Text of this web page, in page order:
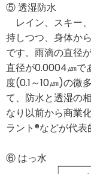
⑤ 透湿防水
レイン、スキー
持しつつ、身体か
です。雨滴の直径
直径が0.0004㎛で
度(0.1～10㎛)の微
て、防水と透湿の
なり以前から商業
ラント®などが代表
⑥ はっ水